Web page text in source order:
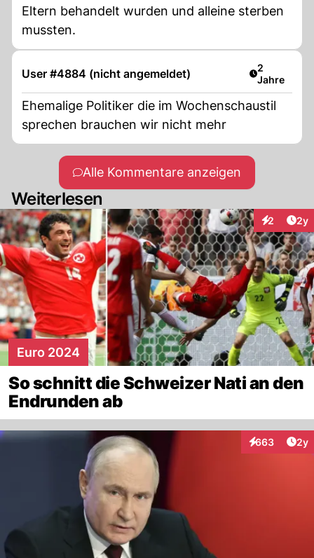
Eltern behandelt wurden und alleine sterben
mussten.
User #4884 (nicht angemeldet) Artikel
2
Jahre
Ehemalige Politiker die im Wochenschaustil
sprechen brauchen wir nicht mehr
Alle Kommentare anzeigen
Weiterlesen
2 2y
Euro 2024
So schnitt die Schweizer Nati an den
Endrunden ab
663
Interaktionen
2y